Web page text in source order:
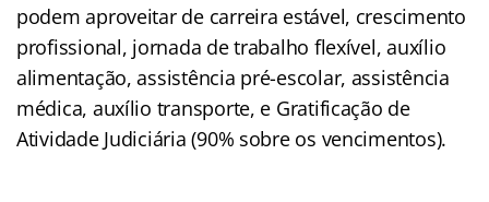
podem aproveitar de carreira estável, crescimento
profissional, jornada de trabalho flexível, auxílio
alimentação, assistência pré-escolar, assistência
médica, auxílio transporte, e Gratificação de
Atividade Judiciária (90% sobre os vencimentos).